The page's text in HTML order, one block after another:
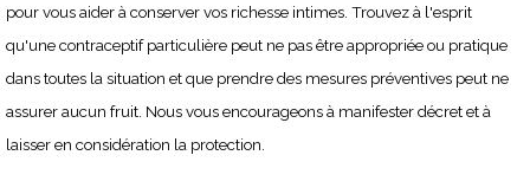
pour vous aider à conserver vos richesse intimes. Trouvez à l'esprit
qu'une contraceptif particulière peut ne pas être appropriée ou pratique
dans toutes la situation et que prendre des mesures préventives peut ne
assurer aucun fruit. Nous vous encourageons à manifester décret et à
laisser en considération la protection.